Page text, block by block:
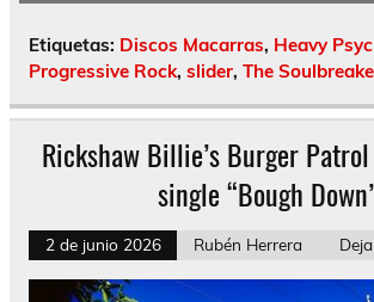
Etiquetas: Discos Macarras, Heavy
Progressive Rock, slider, The
Rickshaw Billie’s Burger
single “Bough
2 de junio 2026 Rubén Herrera